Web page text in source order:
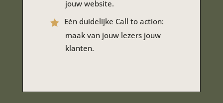
jouw website.
Eén duidelijke Call to action:
maak van jouw lezers jouw
klanten.